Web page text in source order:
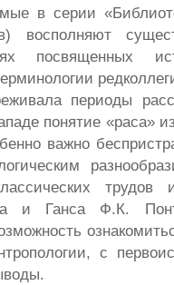
в серии
восполняют
посвященных
периоды
понятие «раса»
важно
трудов
и Ганса Ф.К.
с